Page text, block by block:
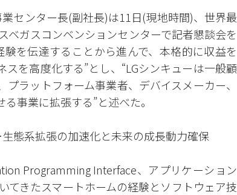
センター長(副社長)は11日(現地時間)、世界最
ベガスコンベンションセンターで記者懇談会を
を伝達することから進んで、本格的に収益を
を高度化する”とし、“LGシンキューは一般顧
ラットフォーム事業者、デバイスメーカー、
事業に拡張する”と述べた。
態系拡張の加速化と未来の成長動力確保
Programming Interface、アプリケーション
てきたスマートホームの経験とソフトウェア技